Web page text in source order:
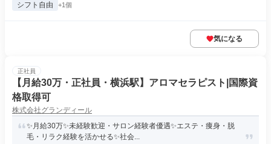
シフト自由 +1個
気になる
正社員
【月給30万・正社員・横浜駅】アロマセラピスト|国際資
格取得可
株式会社グランディール
✨月給30万✨未経験歓迎・サロン経験者優遇✨エステ・痩身・脱
毛・リラク経験を活かせる✨社会...